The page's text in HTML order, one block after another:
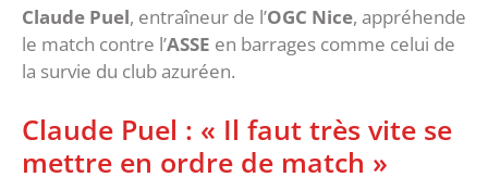
Claude Puel, entraîneur de l’OGC Nice, appréhende
le match contre l’ASSE en barrages comme celui de
la survie du club azuréen.
Claude Puel : « Il faut très vite se
mettre en ordre de match »